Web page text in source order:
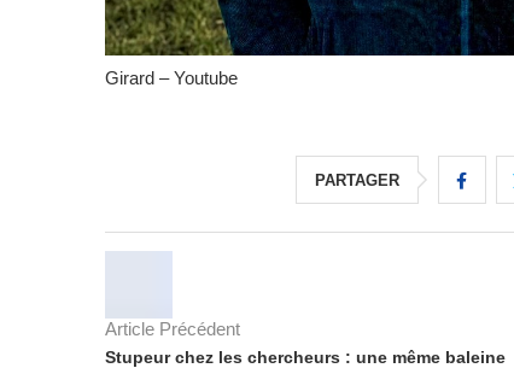
Girard – Youtube
PARTAGER
Article Précédent
Stupeur chez les chercheurs : une même baleine